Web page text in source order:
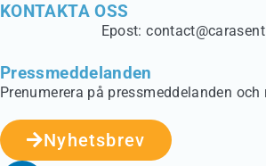
KONTAKTA OSS
Epost:
Pressmeddelanden
Prenumerera på pressmeddelanden
Nyhetsbrev